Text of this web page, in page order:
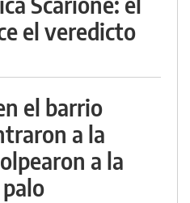
el veredicto
el barrio
a la
a la